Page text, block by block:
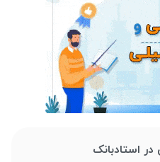
استادبانک